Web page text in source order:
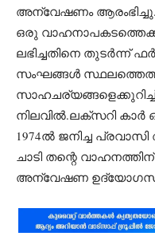
അന്വേഷണം
ഒരു
ലഭിച്ചതിനെ തുടർന്ന്
സംഘങ്ങൾ
നിലവിൽ.ലക്സറി കാർ
1974ൽ ജനിച്ച
ചാടി തന്റെ
അന്വേഷണ